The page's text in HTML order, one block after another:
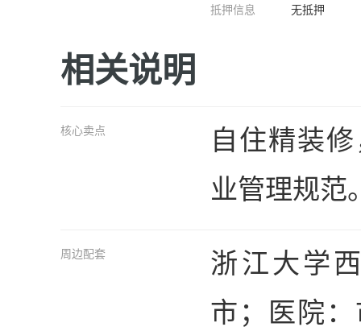
抵押信息
无抵押
相关说明
核心卖点
自住精装
业管理规范
周边配套
浙江大学
市；医院